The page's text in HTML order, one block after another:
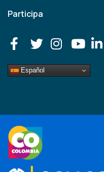
Participa
Español